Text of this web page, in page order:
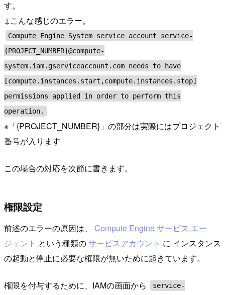
す。
↓こんな感じのエラー。
Compute Engine System service account service-
{PROJECT_NUMBER}@compute-
system.iam.gserviceaccount.com needs to have
[compute.instances.start,compute.instances.stop]
permissions applied in order to perform this
operation.
※「{PROJECT_NUMBER}」の部分は実際にはプロジェクト
番号が入ります
この場合の対応を次節に書きます。
権限設定
前述のエラーの原因は、 Compute Engine サービス エー
ジェント という種類のサービスアカウント に インスタンス
の起動と停止に必要な権限が無いために起きています。
権限を付与するために、IAMの画面から
service-